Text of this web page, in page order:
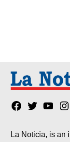
Facebook
Twitter
La Noticia, is an